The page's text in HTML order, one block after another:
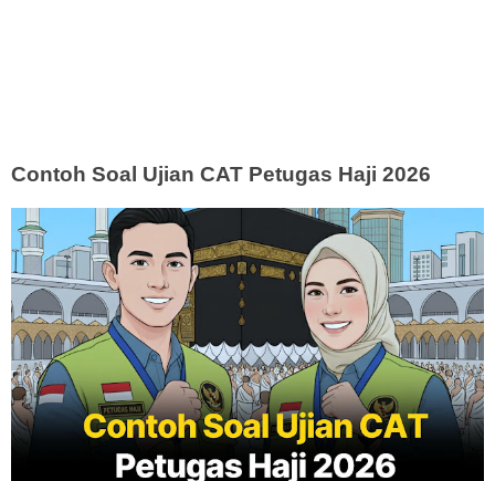
Contoh Soal Ujian CAT Petugas Haji 2026